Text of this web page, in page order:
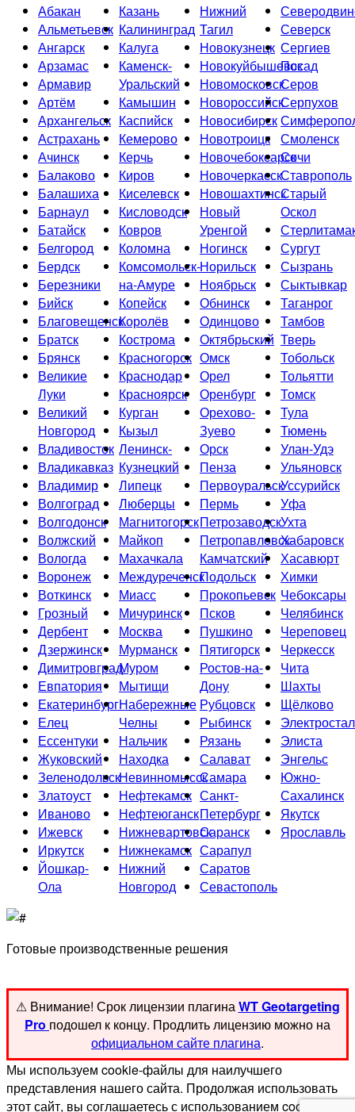
Абакан
Альметьевск
Ангарск
Арзамас
Армавир
Артём
Архангельск
Астрахань
Ачинск
Балаково
Балашиха
Барнаул
Батайск
Белгород
Бердск
Березники
Бийск
Благовещенск
Братск
Брянск
Великие
Луки
Великий
Новгород
Владивосток
Владикавказ
Владимир
Волгоград
Волгодонск
Волжский
Вологда
Воронеж
Воткинск
Грозный
Дербент
Дзержинск
Димитровград
Евпатория
Екатеринбург
Елец
Ессентуки
Жуковский
Зеленодольск
Златоуст
Иваново
Ижевск
Иркутск
Йошкар-
Ола
Казань
Калининград
Калуга
Каменск-
Уральский
Камышин
Каспийск
Кемерово
Керчь
Киров
Киселевск
Кисловодск
Ковров
Коломна
Комсомольск-
на-Амуре
Копейск
Королёв
Кострома
Красногорск
Краснодар
Красноярск
Курган
Кызыл
Ленинск-
Кузнецкий
Липецк
Люберцы
Магнитогорск
Майкоп
Махачкала
Междуреченск
Миасс
Мичуринск
Москва
Мурманск
Муром
Мытищи
Набережные
Челны
Нальчик
Находка
Невинномысск
Нефтекамск
Нефтеюганск
Нижневартовск
Нижнекамск
Нижний
Новгород
Нижний
Тагил
Новокузнецк
Новокуйбышевск
Новомосковск
Новороссийск
Новосибирск
Новотроицк
Новочебоксарск
Новочеркасск
Новошахтинск
Новый
Уренгой
Ногинск
Норильск
Ноябрьск
Обнинск
Одинцово
Октябрьский
Омск
Орел
Оренбург
Орехово-
Зуево
Орск
Пенза
Первоуральск
Пермь
Петрозаводск
Петропавловск-
Камчатский
Подольск
Прокопьевск
Псков
Пушкино
Пятигорск
Ростов-на-
Дону
Рубцовск
Рыбинск
Рязань
Салават
Самара
Санкт-
Петербург
Саранск
Сарапул
Саратов
Севастополь
Северск
Сергиев
Посад
Серов
Серпухов
Смоленск
Сочи
Ставрополь
Старый
Оскол
Сургут
Сызрань
Сыктывкар
Таганрог
Тамбов
Тверь
Тобольск
Тольятти
Томск
Тула
Тюмень
Улан-Удэ
Ульяновск
Уссурийск
Уфа
Ухта
Хабаровск
Хасавюрт
Химки
Чебоксары
Челябинск
Череповец
Черкесск
Чита
Шахты
Щёлково
Элиста
Энгельс
Южно-
Сахалинск
Якутск
Ярославль
Готовые производственные решения
⚠ Внимание! ️Срок лицензии плагинаWT Geotargeting
Pro подошел к концу. Продлить лицензию можно на
официальном сайте плагина.
Мы используем cookie-файлы для наилучшего
представления нашего сайта. Продолжая использовать
этот сайт, вы соглашаетесь с использованием cookie-